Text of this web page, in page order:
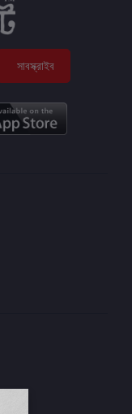
সাবস্ক্রাইব